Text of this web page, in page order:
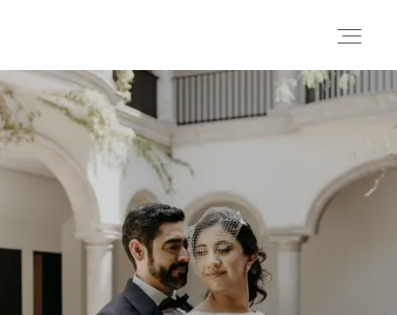
Portafolio
Historias
Cortometrajes